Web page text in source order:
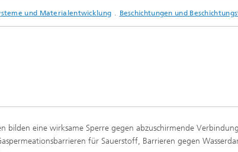
Membranen
und Materialentwicklung Beschichtungen und
bilden eine wirksame Sperre gegen abzuschirmende
für Sauerstoff, Barrieren gegen